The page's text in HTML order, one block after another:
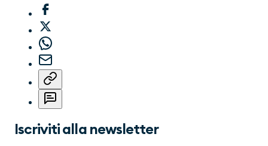
Iscriviti alla newsletter